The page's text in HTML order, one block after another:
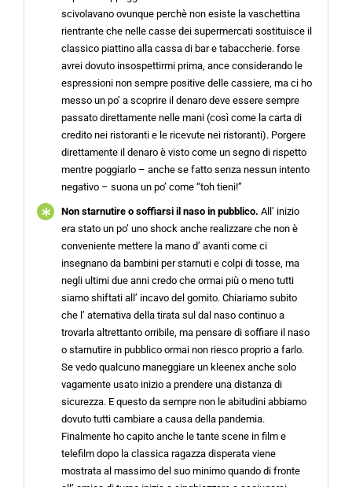
scivolavano ovunque perchè non esiste la vaschettina
rientrante che nelle casse dei supermercati sostituisce il
classico piattino alla cassa di bar e tabaccherie. forse
avrei dovuto insospettirmi prima, ance considerando le
espressioni non sempre positive delle cassiere, ma ci ho
messo un po’ a scoprire il denaro deve essere sempre
passato direttamente nelle mani (così come la carta di
credito nei ristoranti e le ricevute nei ristoranti). Porgere
direttamente il denaro è visto come un segno di rispetto
mentre poggiarlo – anche se fatto senza nessun intento
negativo – suona un po’ come “toh tieni!”
Non starnutire o soffiarsi il naso in pubblico. All’ inizio
era stato un po’ uno shock anche realizzare che non è
conveniente mettere la mano d’ avanti come ci
insegnano da bambini per starnuti e colpi di tosse, ma
negli ultimi due anni credo che ormai più o meno tutti
siamo shiftati all’ incavo del gomito. Chiariamo subito
che l’ aternativa della tirata sul dal naso continuo a
trovarla altrettanto orribile, ma pensare di soffiare il naso
o starnutire in pubblico ormai non riesco proprio a farlo.
Se vedo qualcuno maneggiare un kleenex anche solo
vagamente usato inizio a prendere una distanza di
sicurezza. E questo da sempre non le abitudini abbiamo
dovuto tutti cambiare a causa della pandemia.
Finalmente ho capito anche le tante scene in film e
telefilm dopo la classica ragazza disperata viene
mostrata al massimo del suo minimo quando di fronte